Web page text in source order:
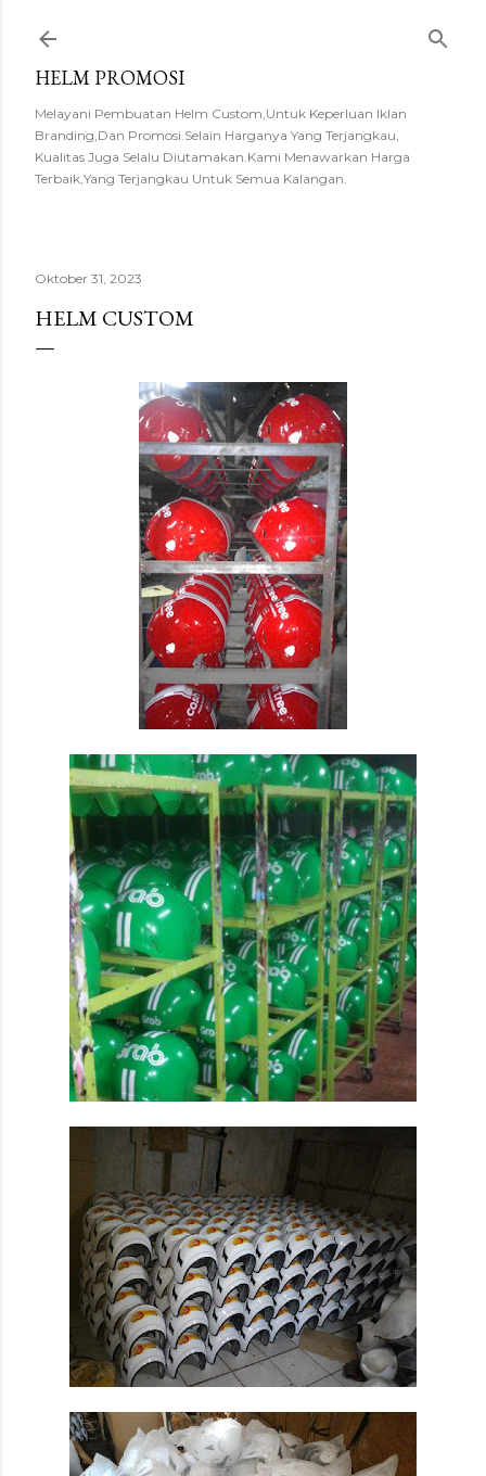
HELM PROMOSI
Melayani Pembuatan Helm Custom,Untuk Keperluan Iklan
Branding,Dan Promosi.Selain Harganya Yang Terjangkau,
Kualitas Juga Selalu Diutamakan.Kami Menawarkan Harga
Terbaik,Yang Terjangkau Untuk Semua Kalangan.
Oktober 31, 2023
HELM CUSTOM